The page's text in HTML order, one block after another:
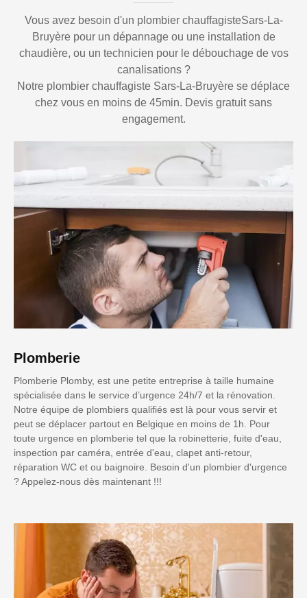
Vous avez besoin d'un plombier chauffagisteSars-La-
Bruyère pour un dépannage ou une installation de
chaudière, ou un technicien pour le débouchage de vos
canalisations ?
Notre plombier chauffagiste Sars-La-Bruyère se déplace
chez vous en moins de 45min. Devis gratuit sans
engagement.
Plomberie
Plomberie Plomby, est une petite entreprise à taille humaine
spécialisée dans le service d’urgence 24h/7 et la rénovation.
Notre équipe de plombiers qualifiés est là pour vous servir et
peut se déplacer partout en Belgique en moins de 1h. Pour
toute urgence en plomberie tel que la robinetterie, fuite d'eau,
inspection par caméra, entrée d'eau, clapet anti-retour,
réparation WC et ou baignoire. Besoin d'un plombier d'urgence
? Appelez-nous dès maintenant !!!